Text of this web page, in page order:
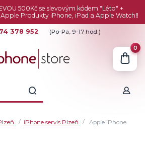
500Kč se slevovým kódem "Léto" +
Produkty iPhone, iPad a Apple Watch‼️
378 952 (Po-Pá, 9-17 hod.)
0
iPhone servis Plzeň
Apple iPhone